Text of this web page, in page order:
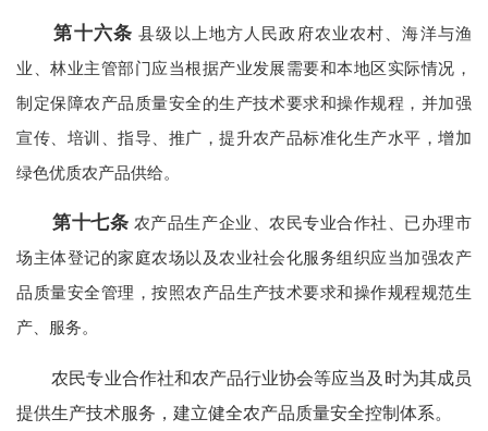
第十六条 县级以上地方人民政府农业农村、海洋与渔
业、林业主管部门应当根据产业发展需要和本地区实际情况，
制定保障农产品质量安全的生产技术要求和操作规程，并加强
宣传、培训、指导、推广，提升农产品标准化生产水平，增加
绿色优质农产品供给。
第十七条 农产品生产企业、农民专业合作社、已办理市
场主体登记的家庭农场以及农业社会化服务组织应当加强农产
品质量安全管理，按照农产品生产技术要求和操作规程规范生
产、服务。
农民专业合作社和农产品行业协会等应当及时为其成员
提供生产技术服务，建立健全农产品质量安全控制体系。